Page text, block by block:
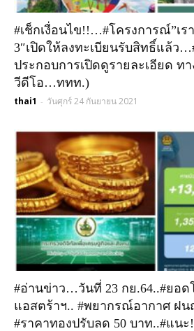
#เช็กเงื่อนไข!!…#โครงการณ์”เร
3″เปิดให้ลงทะเบียนรับสิทธิ์แล้ว
ประกอบการเปิดดูรายละเอียด ทา
วีดีโอ…ททท.)
thai1 - วันศุกร์ 24 กันยายน 2021
#อ่านข่าว…วันที่ 23 กย.64..#ยอ
แอสตร้าฯ.. #พยากรณ์อากาศ ฝน
#ราคาทองปรับลด 50 บาท..#แน